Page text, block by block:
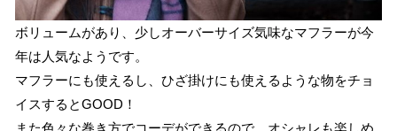
ボリュームがあり、少しオーバーサイズ気味なマフラーが今
年は人気なようです。
マフラーにも使えるし、ひざ掛けにも使えるような物をチョ
イスするとGOOD！
また色々な巻き方でコーデができるので、オシャレも楽しめ